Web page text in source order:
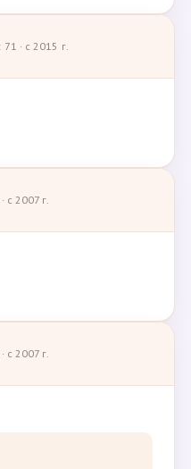
· с 2015 г.
с 2007 г.
с 2007 г.